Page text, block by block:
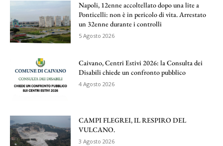
Napoli, 12enne accoltellato dopo una lite a
Ponticelli: non è in pericolo di vita. Arrestato
un 32enne durante i controlli
5 Agosto 2026
Caivano, Centri Estivi 2026: la Consulta dei
Disabili chiede un confronto pubblico
4 Agosto 2026
CAMPI FLEGREI, IL RESPIRO DEL
VULCANO.
3 Agosto 2026